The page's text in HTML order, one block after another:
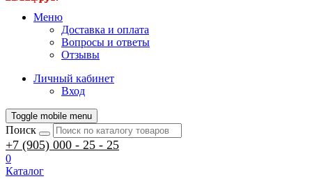
Меню
Доставка и оплата
Вопросы и ответы
Отзывы
Личный кабинет
Вход
Toggle mobile menu
Поиск
+7 (905) 000 - 25 - 25
0
Каталог